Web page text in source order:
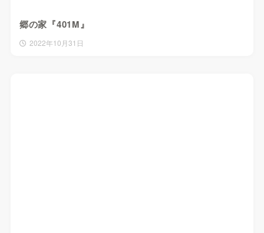
郷の家『401M』
2022年10月31日